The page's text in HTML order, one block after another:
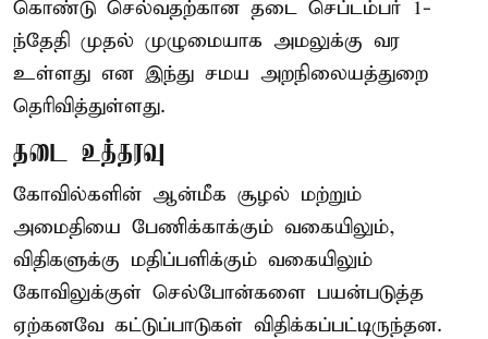
கொண்டு செல்வதற்கான தடை செப்டம்பர் 1-
ந்தேதி முதல் முழுமையாக அமலுக்கு வர
உள்ளது என இந்து சமய அறநிலையத்துறை
தெரிவித்துள்ளது.
தடை உத்தரவு
கோவில்களின் ஆன்மீக சூழல் மற்றும்
அமைதியை பேணிக்காக்கும் வகையிலும்,
விதிகளுக்கு மதிப்பளிக்கும் வகையிலும்
கோவிலுக்குள் செல்போன்களை பயன்படுத்த
ஏற்கனவே கட்டுப்பாடுகள் விதிக்கப்பட்டிருந்தன.